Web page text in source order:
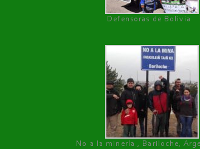
Defensoras de Bolivia
No a la minería , Bariloche,